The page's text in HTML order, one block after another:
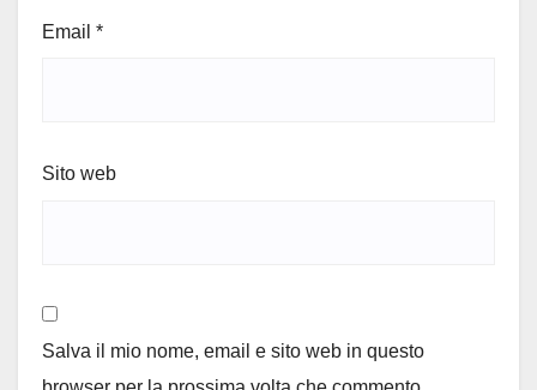
Email *
Sito web
Salva il mio nome, email e sito web in questo